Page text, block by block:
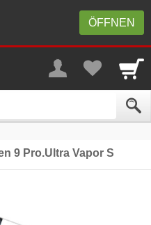
ÖFFNEN
9 Pro.Ultra Vapor S